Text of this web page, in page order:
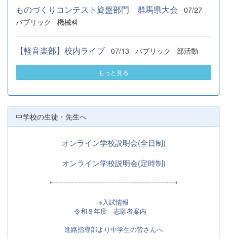
ものづくりコンテスト旋盤部門 群馬県大会
07/27
パブリック
機械科
【軽音楽部】校内ライブ 07/13 パブリック 部活動
もっと見る
中学校の生徒・先生へ
オンライン学校説明会(全日制)
オンライン学校説明会(定時制)
※入試情報
令和８年度 志願者案内
進路指導部より中学生の皆さんへ